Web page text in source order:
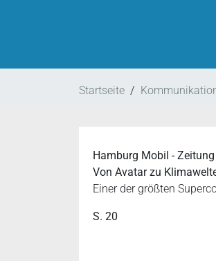
Startseite
Hamburg Mobil -
Von Avatar zu
Einer der größten
S. 20